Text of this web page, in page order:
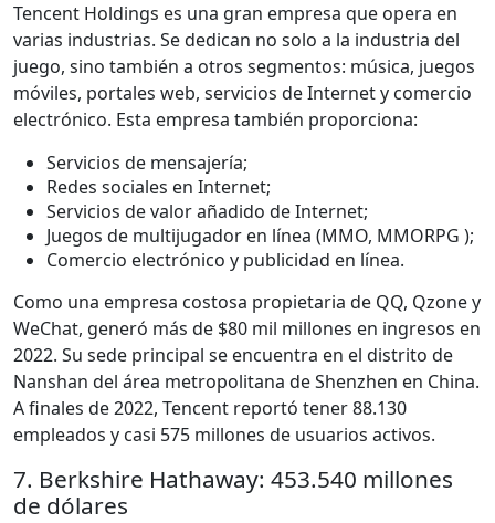
Tencent Holdings es una gran empresa que opera en
varias industrias. Se dedican no solo a la industria del
juego, sino también a otros segmentos: música, juegos
móviles, portales web, servicios de Internet y comercio
electrónico. Esta empresa también proporciona:
Servicios de mensajería;
Redes sociales en Internet;
Servicios de valor añadido de Internet;
Juegos de multijugador en línea (MMO, MMORPG );
Comercio electrónico y publicidad en línea.
Como una empresa costosa propietaria de QQ, Qzone y
WeChat, generó más de $80 mil millones en ingresos en
2022. Su sede principal se encuentra en el distrito de
Nanshan del área metropolitana de Shenzhen en China.
A finales de 2022, Tencent reportó tener 88.130
empleados y casi 575 millones de usuarios activos.
7. Berkshire Hathaway: 453.540 millones
de dólares